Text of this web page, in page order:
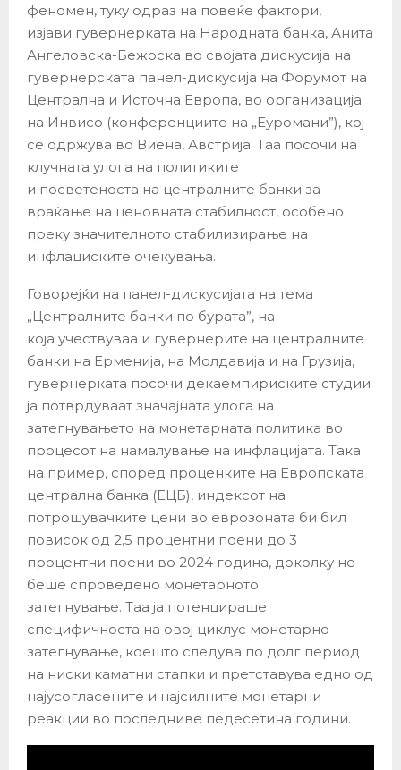
феномен, туку одраз на повеќе фактори,
изјави гувернерката на Народната банка, Анита
Ангеловска-Бежоска во својата дискусија на
гувернерската панел-дискусија на Форумот на
Централна и Источна Европа, во организација
на Инвисо (конференциите на „Еуромани”), кој
се одржува во Виена, Австрија. Таа посочи на
клучната улога на политиките
и посветеноста на централните банки за
враќање на ценовната стабилност, особено
преку значителното стабилизирање на
инфлациските очекувања.
Говорејќи на панел-дискусијата на тема
„Централните банки по бурата”, на
која учествуваа и гувернерите на централните
банки на Ерменија, на Молдавија и на Грузија,
гувернерката посочи декаемпириските студии
ја потврдуваат значајната улога на
затегнувањето на монетарната политика во
процесот на намалување на инфлацијата. Така
на пример, според проценките на Европската
централна банка (ЕЦБ), индексот на
потрошувачките цени во еврозоната би бил
повисок од 2,5 процентни поени до 3
процентни поени во 2024 година, доколку не
беше спроведено монетарното
затегнување. Таа ја потенцираше
специфичноста на овој циклус монетарно
затегнување, коешто следува по долг период
на ниски каматни стапки и претставува едно од
најусогласените и најсилните монетарни
реакции во последниве педесетина години.